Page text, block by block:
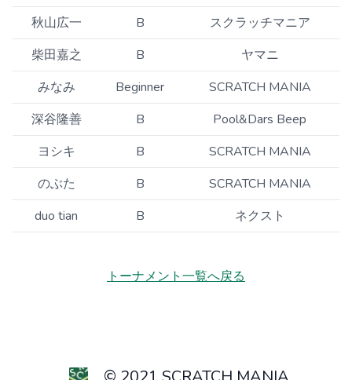
秋山広一
B
スクラッチマニア
柴田嘉之
B
ヤマニ
みなみ
Beginner
SCRATCH MANIA
深谷隆善
B
Pool&Dars Beep
ヨシキ
B
SCRATCH MANIA
のぶた
B
SCRATCH MANIA
duo tian
B ネクスト
トーナメント一覧へ戻る